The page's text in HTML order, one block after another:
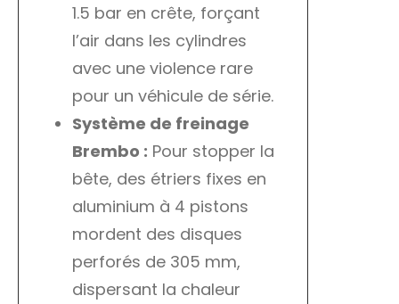
1.5 bar en crête, forçant
l’air dans les cylindres
avec une violence rare
pour un véhicule de série.
Système de freinage
Brembo : Pour stopper la
bête, des étriers fixes en
aluminium à 4 pistons
mordent des disques
perforés de 305 mm,
dispersant la chaleur